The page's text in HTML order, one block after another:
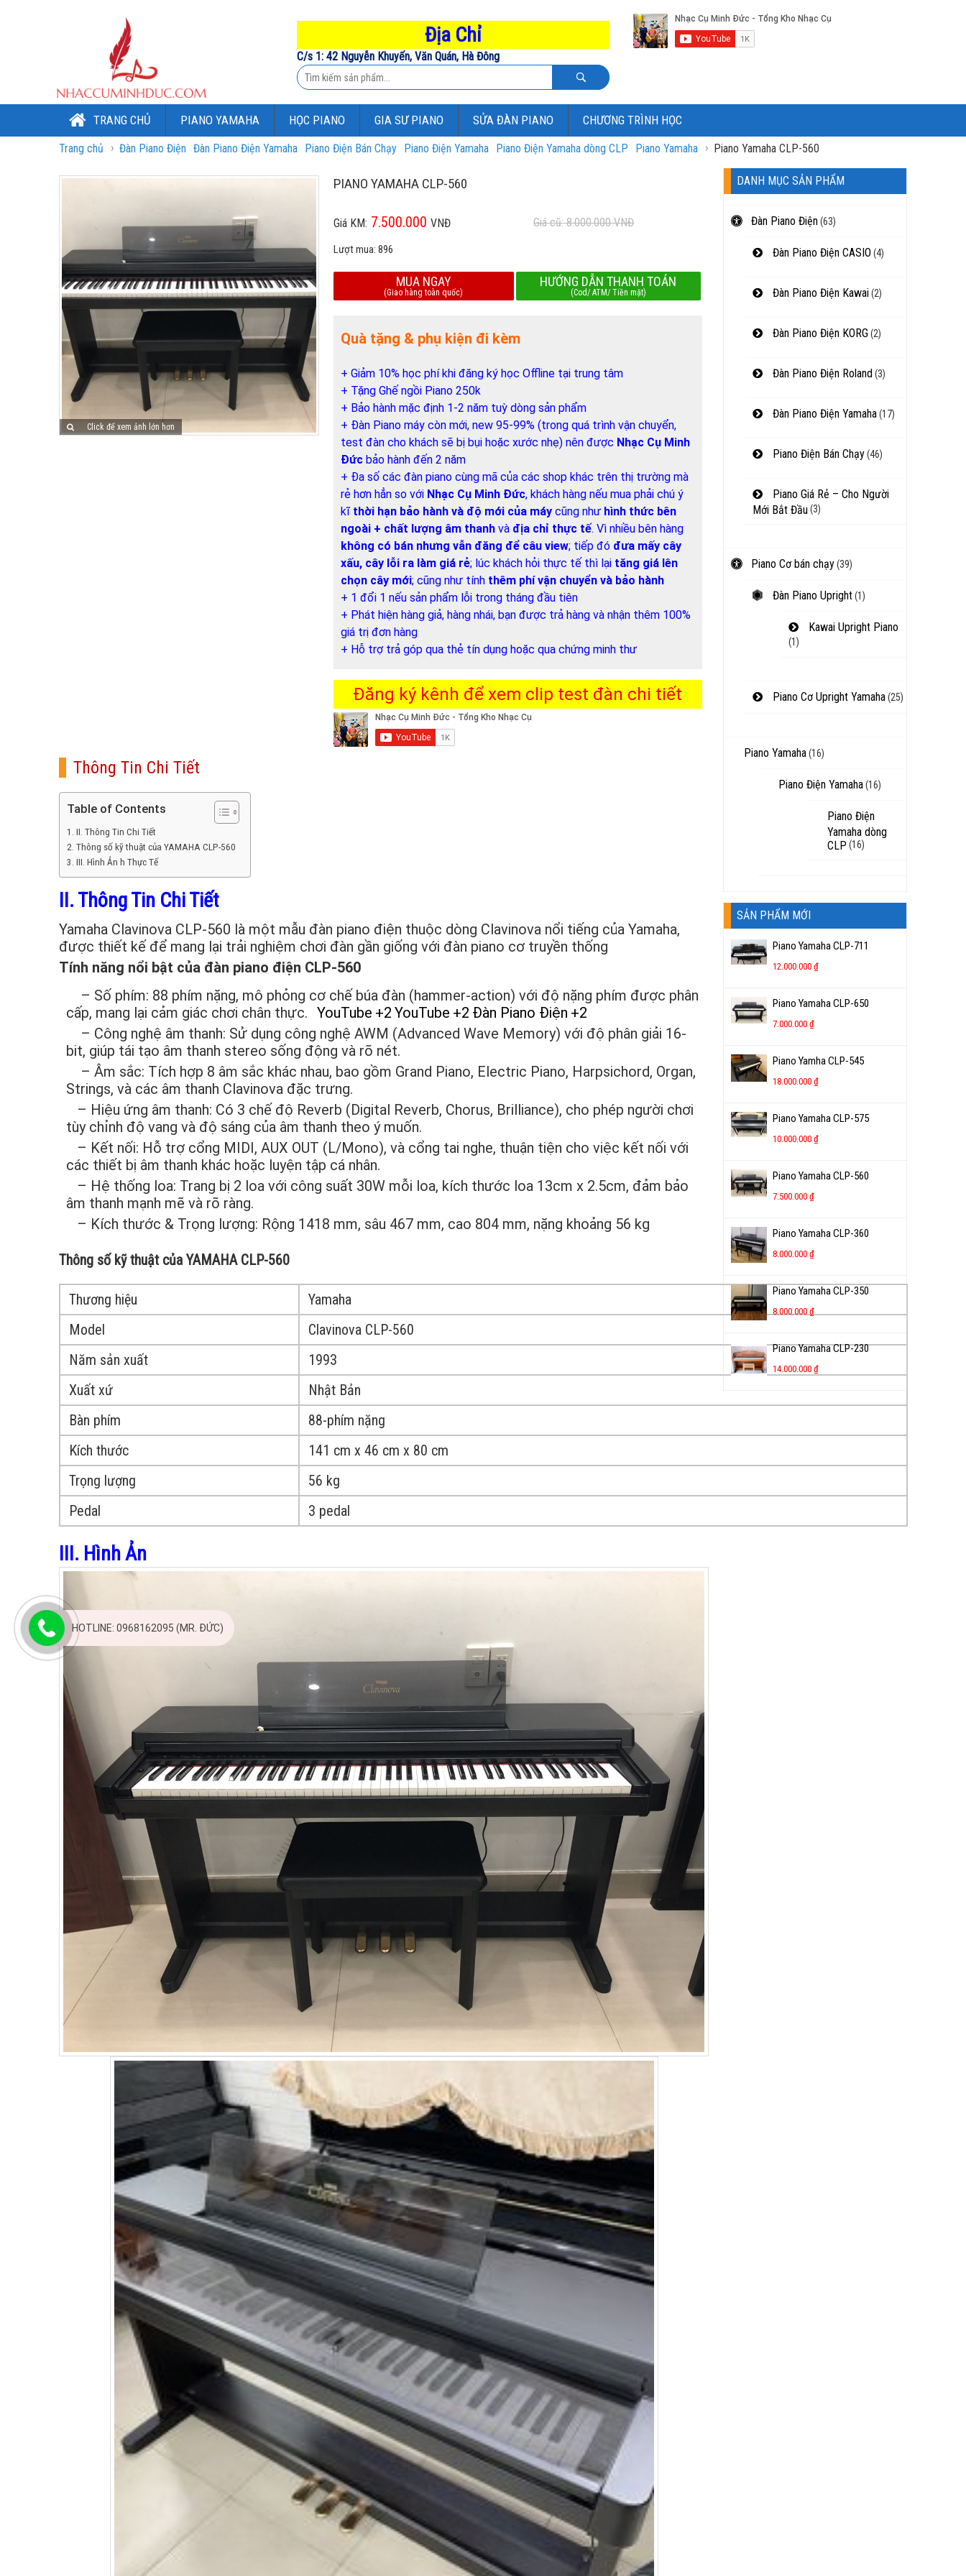
Địa Chỉ
C/s 1: 42 Nguyễn Khuyến, Văn Quán, Hà Đông
TRANG CHỦ PIANO YAMAHA HỌC PIANO GIA SƯ PIANO SỬA ĐÀN PIANO CHƯƠNG TRÌNH HỌC
Trang chủ › Đàn Piano Điện Đàn Piano Điện Yamaha Piano Điện Bán Chạy Piano Điện Yamaha Piano Điện Yamaha dòng CLP Piano Yamaha › Piano Yamaha CLP-560
Click để xem ảnh lớn hơn
PIANO YAMAHA CLP-560
Giá KM: 7.500.000 VNĐ Giá cũ: 8.000.000VNĐ
Lượt mua: 896
MUA NGAY
(Giao hàng toàn quốc)
HƯỚNG DẪN THANH TOÁN
(Cod/ ATM/ Tiền mặt)
Quà tặng & phụ kiện đi kèm
+ Giảm 10% học phí khi đăng ký học Offline tại trung tâm
+ Tặng Ghế ngồi Piano 250k
+ Bảo hành mặc định 1-2 năm tuỳ dòng sản phẩm
+ Đàn Piano máy còn mới, new 95-99% (trong quá trình vận chuyển,
test đàn cho khách sẽ bị bụi hoặc xước nhẹ) nên được Nhạc Cụ Minh
Đứcbảo hành đến 2 năm
+ Đa số các đàn piano cùng mã của các shop khác trên thị trường mà
rẻ hơn hẳn so với Nhạc Cụ Minh Đức, khách hàng nếu mua phải chú ý
kĩ thời hạn bảo hành và độ mới của máycũng như hình thức bên
ngoài + chất lượng âm thanhvà địa chỉ thực tế. Vì nhiều bên hàng
không có bán nhưng vẫn đăng để câu view; tiếp đó đưa mấy cây
xấu, cây lỗi ra làm giá rẻ; lúc khách hỏi thực tế thì lại tăng giá lên
chọn cây mới; cũng như tính thêm phí vận chuyển và bảo hành
+ 1 đổi 1 nếu sản phẩm lỗi trong tháng đầu tiên
+ Phát hiện hàng giả, hàng nhái, bạn được trả hàng và nhận thêm 100%
giá trị đơn hàng
+ Hỗ trợ trả góp qua thẻ tín dụng hoặc qua chứng minh thư
Đăng ký kênh để xem clip test đàn chi tiết
Thông Tin Chi Tiết
Table of Contents
II. Thông Tin Chi Tiết
Thông số kỹ thuật của YAMAHA CLP-560
III. Hình Ản h Thực Tế
II. Thông Tin Chi Tiết
Yamaha Clavinova CLP-560 là một mẫu đàn piano điện thuộc dòng Clavinova nổi tiếng của Yamaha,
được thiết kế để mang lại trải nghiệm chơi đàn gần giống với đàn piano cơ truyền thống
Tính năng nổi bật của đàn piano điện CLP-560
– Số phím: 88 phím nặng, mô phỏng cơ chế búa đàn (hammer-action) với độ nặng phím được phân
cấp, mang lại cảm giác chơi chân thực. YouTube +2 YouTube +2 Đàn Piano Điện +2
– Công nghệ âm thanh: Sử dụng công nghệ AWM (Advanced Wave Memory) với độ phân giải 16-
bit, giúp tái tạo âm thanh stereo sống động và rõ nét.
– Âm sắc: Tích hợp 8 âm sắc khác nhau, bao gồm Grand Piano, Electric Piano, Harpsichord, Organ,
Strings, và các âm thanh Clavinova đặc trưng.
– Hiệu ứng âm thanh: Có 3 chế độ Reverb (Digital Reverb, Chorus, Brilliance), cho phép người chơi
tùy chỉnh độ vang và độ sáng của âm thanh theo ý muốn.
– Kết nối: Hỗ trợ cổng MIDI, AUX OUT (L/Mono), và cổng tai nghe, thuận tiện cho việc kết nối với
các thiết bị âm thanh khác hoặc luyện tập cá nhân.
– Hệ thống loa: Trang bị 2 loa với công suất 30W mỗi loa, kích thước loa 13cm x 2.5cm, đảm bảo
âm thanh mạnh mẽ và rõ ràng.
– Kích thước & Trọng lượng: Rộng 1418 mm, sâu 467 mm, cao 804 mm, nặng khoảng 56 kg
Thông số kỹ thuật của YAMAHA CLP-560
Thương hiệu
Yamaha
Model
Clavinova CLP-560
Năm sản xuất
1993
Xuất xứ
Nhật Bản
Bàn phím
88-phím nặng
Kích thước
141 cm x 46 cm x 80 cm
Trọng lượng
56 kg
Pedal
3 pedal
III. Hình Ản
DANH MỤC SẢN PHẨM
Đàn Piano Điện(63)
Đàn Piano Điện CASIO(4)
Đàn Piano Điện Kawai(2)
Đàn Piano Điện KORG(2)
Đàn Piano Điện Roland(3)
Đàn Piano Điện Yamaha(17)
Piano Điện Bán Chạy(46)
Piano Giá Rẻ – Cho Người
Mới Bắt Đầu(3)
Piano Cơ bán chạy(39)
Đàn Piano Upright(1)
Kawai Upright Piano
(1)
Piano Cơ Upright Yamaha(25)
Piano Yamaha(16)
Piano Điện Yamaha(16)
Piano Điện
Yamaha dòng
CLP (16)
SẢN PHẨM MỚI
Piano Yamaha CLP-711
12.000.000 ₫
Piano Yamaha CLP-650
7.000.000 ₫
Piano Yamha CLP-545
18.000.000 ₫
Piano Yamaha CLP-575
10.000.000 ₫
Piano Yamaha CLP-560
7.500.000 ₫
Piano Yamaha CLP-360
8.000.000 ₫
Piano Yamaha CLP-350
8.000.000₫
Piano Yamaha CLP-230
14.000.000 ₫
HOTLINE: 0968162095 (MR. ĐỨC)